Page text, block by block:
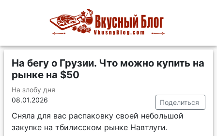
На бегу о Грузии. Что можно купить на
рынке на $50
На злобу дня
08.01.2026
Поделиться
Сняла для вас распаковку своей небольшой
закупке на тбилисском рынке Навтлуги.